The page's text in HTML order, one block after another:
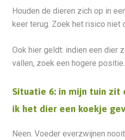
Houden de dieren zich op in
keer terug. Zoek het risico niet
Ook hier geldt: indien een dier
vallen, zoek een hogere positie.
Situatie 6: in mijn tuin zit
ik het dier een koekje
Neen. Voeder everzwijnen